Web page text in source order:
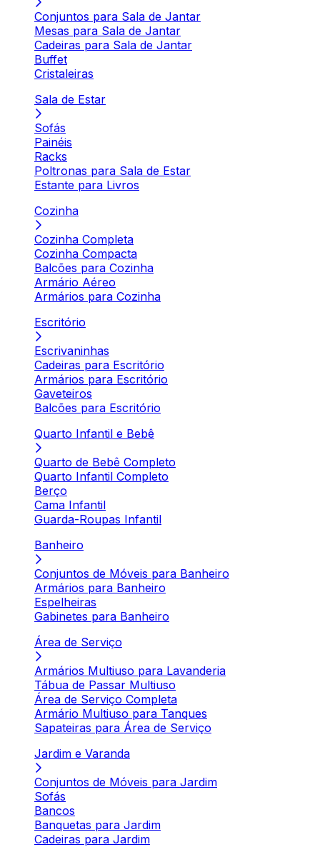
Conjuntos para Sala de Jantar
Mesas para Sala de Jantar
Cadeiras para Sala de Jantar
Buffet
Cristaleiras
Sala de Estar
Sofás
Painéis
Racks
Poltronas para Sala de Estar
Estante para Livros
Cozinha
Cozinha Completa
Cozinha Compacta
Balcões para Cozinha
Armário Aéreo
Armários para Cozinha
Escritório
Escrivaninhas
Cadeiras para Escritório
Armários para Escritório
Gaveteiros
Balcões para Escritório
Quarto Infantil e Bebê
Quarto de Bebê Completo
Quarto Infantil Completo
Berço
Cama Infantil
Guarda-Roupas Infantil
Banheiro
Conjuntos de Móveis para Banheiro
Armários para Banheiro
Espelheiras
Gabinetes para Banheiro
Área de Serviço
Armários Multiuso para Lavanderia
Tábua de Passar Multiuso
Área de Serviço Completa
Armário Multiuso para Tanques
Sapateiras para Área de Serviço
Jardim e Varanda
Conjuntos de Móveis para Jardim
Sofás
Bancos
Banquetas para Jardim
Cadeiras para Jardim